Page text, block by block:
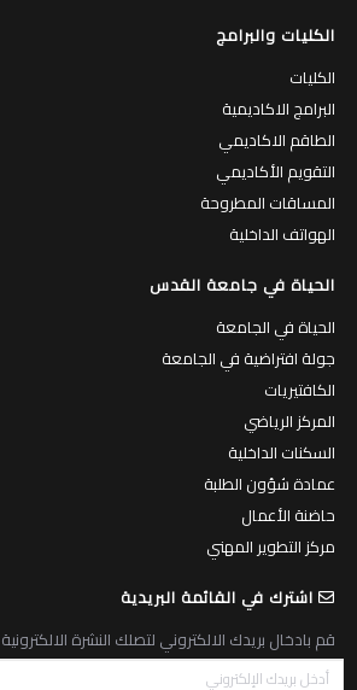
الكليات والبرامج
الكليات
البرامج الاكاديمية
الطاقم الاكاديمي
التقويم الأكاديمي
المساقات المطروحة
الهواتف الداخلية
الحياة في جامعة القدس
الحياة في الجامعة
جولة افتراضية في الجامعة
الكافتيريات
المركز الرياضي
السكنات الداخلية
عمادة شؤون الطلبة
حاضنة الأعمال
مركز التطوير المهني
اشترك في القائمة البريدية
قم بادخال بريدك الالكتروني لتصلك النشرة